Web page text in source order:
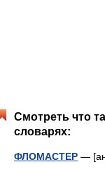
Смотреть что
словарях:
ФЛОМАСТЕР —